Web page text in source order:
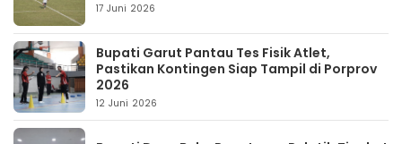
17 Juni 2026
Bupati Garut Pantau Tes Fisik Atlet,
Pastikan Kontingen Siap Tampil di Porprov
2026
12 Juni 2026